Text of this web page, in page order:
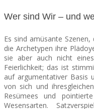
Wer sind Wir – und
Es sind amüsante
die Archetypen ihre
sie aber auch nicht
Feierlichkeit; das ist
auf argumentativer Basis
von sich und
Resümees und
Wesensarten.